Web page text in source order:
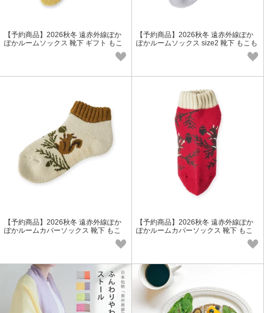
【予約商品】2026秋冬 遠赤外線ぽか
ぽかルームソックス 靴下 ギフト もこ
【予約商品】2026秋冬 遠赤外線ぽか
ぽかルームソックス size2 靴下 もこも
【予約商品】2026秋冬 遠赤外線ぽか
ぽかルームカバーソックス 靴下 もこ
【予約商品】2026秋冬 遠赤外線ぽか
ぽかルームカバーソックス 靴下 もこ